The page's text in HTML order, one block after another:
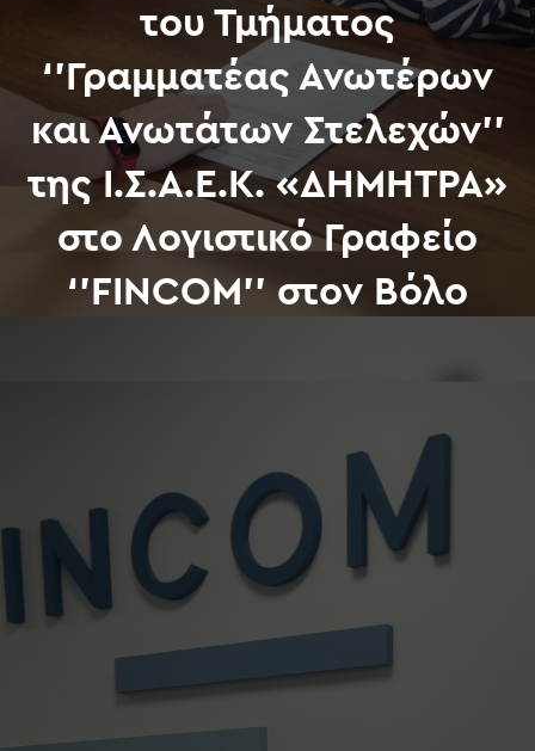
του Τμήματος
‘’Γραμματέας Ανωτέρων
και Ανωτάτων Στελεχών’’
της Ι.Σ.Α.Ε.Κ. «ΔΗΜΗΤΡΑ»
στο Λογιστικό Γραφείο
‘’FINCOM’’ στον Βόλο